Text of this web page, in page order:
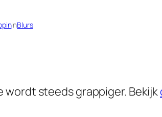
inBlurs
wordt steeds grappiger. Bekijk